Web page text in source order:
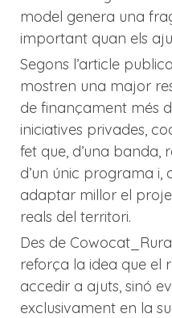
model genera una
important quan els
Segons l’article
mostren una major
de finançament més
iniciatives privades,
fet que, d’una banda,
d’un únic programa i,
adaptar millor el
reals del territori.
Des de
reforça la idea que el
accedir a ajuts, sinó
exclusivament en la